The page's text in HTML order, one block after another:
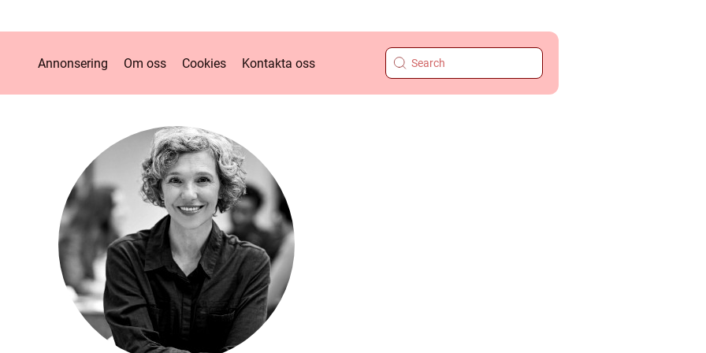
Annonsering Om oss Cookies Kontakta oss